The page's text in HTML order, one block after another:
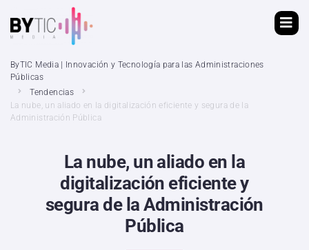
ByTIC Media | Innovación y Tecnología para las Administraciones
Públicas
Tendencias
La nube, un aliado en la digitalización eficiente y segura de la
Administración Pública
La nube, un aliado en la
digitalización eficiente y
segura de la Administración
Pública